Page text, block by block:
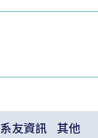
系友資訊 其他